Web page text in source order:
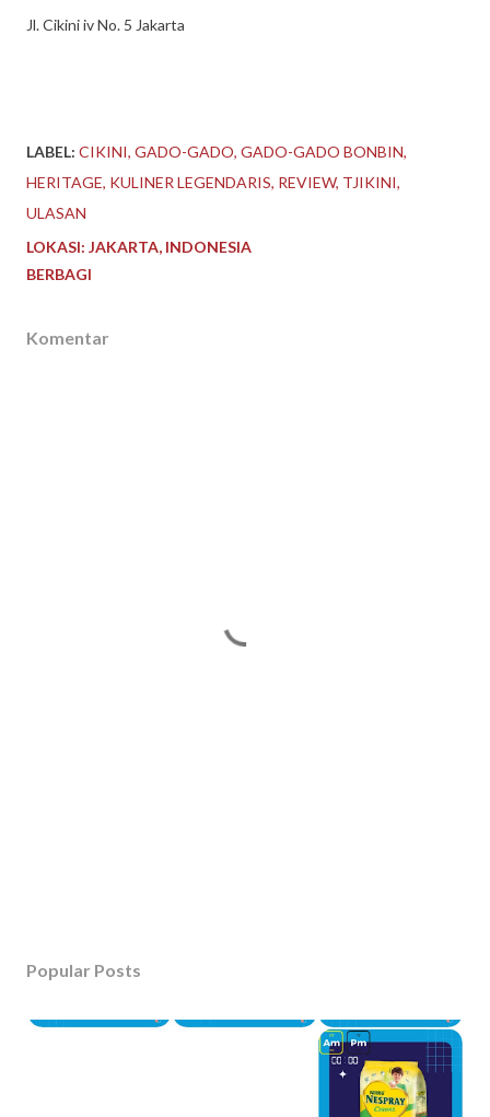
Jl. Cikini iv No. 5 Jakarta
LABEL: CIKINI GADO-GADO GADO-GADO BONBIN
HERITAGE KULINER LEGENDARIS REVIEW TJIKINI
ULASAN
LOKASI: JAKARTA, INDONESIA
BERBAGI
Komentar
Popular Posts